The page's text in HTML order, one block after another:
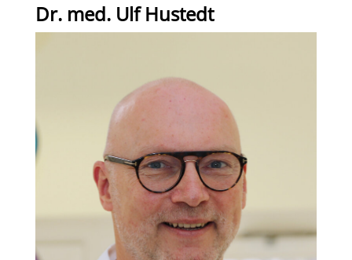
Dr. med. Ulf Hustedt